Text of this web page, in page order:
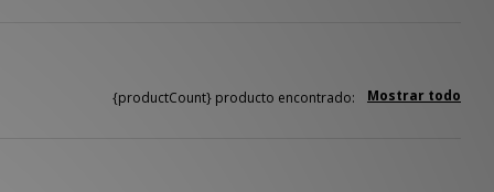
Mostrar todo
{productCount} producto encontrado: